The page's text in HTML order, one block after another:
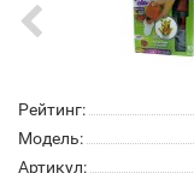
Рейтинг:
Модель:
Артикул: